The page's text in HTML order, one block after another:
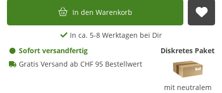
In den Warenkorb
In ca. 5-8 Werktagen bei Dir
Sofort versandfertig
Gratis Versand ab CHF 95 Bestellwert
Diskretes Paket
mit neutralem